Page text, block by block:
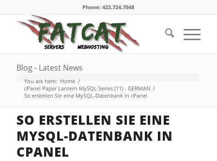
Phone: 423.724.7048
Blog - Latest News
You are here: Home /
cPanel Paper Lantern MySQL Series (11) - GERMAN /
So erstellen Sie eine MySQL-Datenbank in cPanel
SO ERSTELLEN SIE EINE
MYSQL-DATENBANK IN
CPANEL